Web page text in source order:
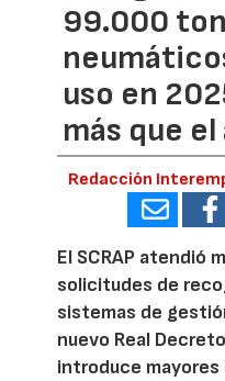
99.000
uso en
más que
Redacción
El SCRAP atendió
solicitudes de
sistemas de
nuevo Real
introduce mayores